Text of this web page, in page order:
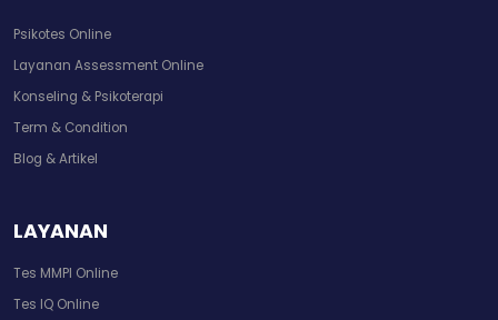
Psikotes Online
Layanan Assessment Online
Konseling & Psikoterapi
Term & Condition
Blog & Artikel
LAYANAN
Tes MMPI Online
Tes IQ Online